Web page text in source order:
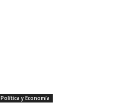
Política y Economía